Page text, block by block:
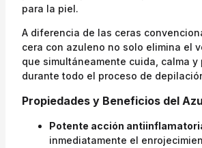
para la piel.
A diferencia de las ceras
cera con azuleno no solo elimina el
que simultáneamente cuida, calma y
durante todo el proceso de
Propiedades y Beneficios del
Potente acción
inmediatamente el